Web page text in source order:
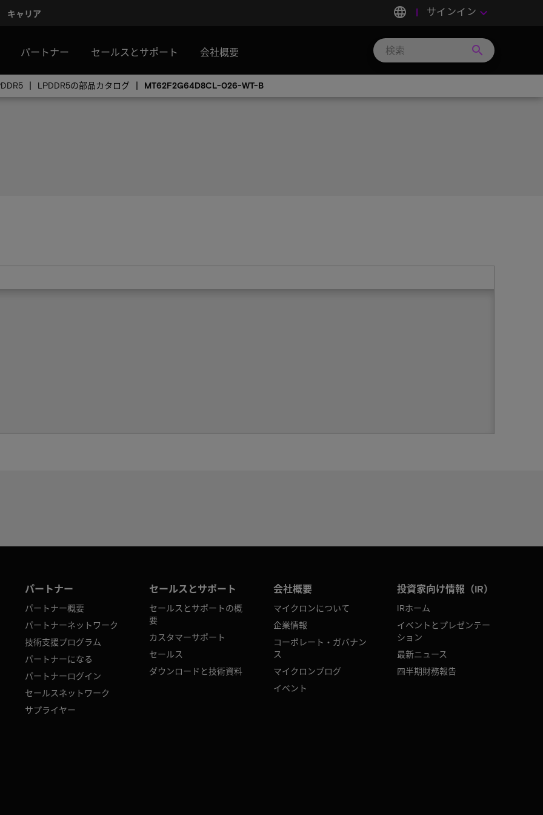
キャリア language サインイン keyboard_arrow_down
パートナー セールスとサポート 会社概要 search
LPDDR5の部品カタログ MT62F2G64D8CL-026-WT-B
パートナー
パートナー概要
パートナーネットワーク
技術支援プログラム
パートナーになる
パートナーログイン
セールスネットワーク
サプライヤー
セールスとサポート
セールスとサポートの概
要
カスタマーサポート
セールス
ダウンロードと技術資料
会社概要
マイクロンについて
企業情報
コーポレート・ガバナン
ス
マイクロンブログ
イベント
投資家向け情報（IR）
IRホーム
イベントとプレゼンテー
ション
最新ニュース
四半期財務報告